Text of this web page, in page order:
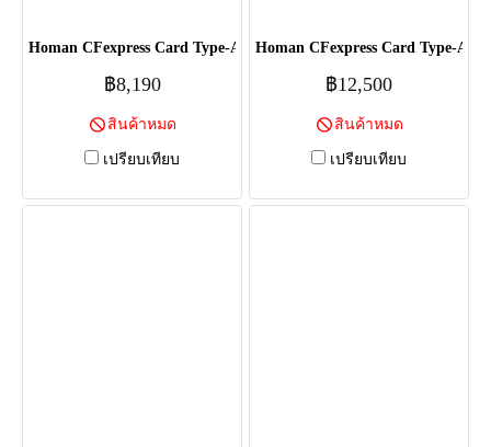
Homan CFexpress Card Type-A - 256GB
฿8,190
สินค้าหมด
เปรียบเทียบ
Homan CFexpress Card Type-A -
฿12,500
สินค้าหมด
เปรียบเทียบ